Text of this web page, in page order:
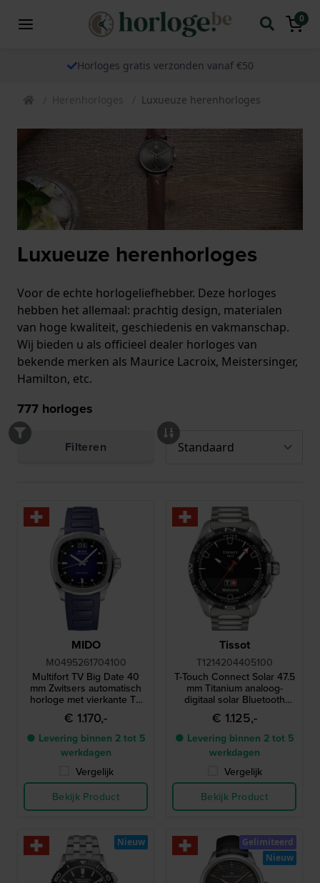
0
Horloges gratis verzonden vanaf €50
Herenhorloges Luxueuze herenhorloges
Luxueuze herenhorloges
Voor de echte horlogeliefhebber. Deze horloges
hebben het allemaal: prachtig design, materialen
van hoge kwaliteit, geschiedenis en vakmanschap.
Wij bieden u als officieel dealer horloges van
bekende merken als Maurice Lacroix, Meistersinger,
Hamilton, etc.
777 horloges
Filteren
MIDO
M0495261704100
Multifort TV Big Date 40
mm Zwitsers automatisch
horloge met vierkante TV
kast en grote datum
€ 1.170,-
● Levering binnen 2 tot 5
werkdagen
Vergelijk
Bekijk Product
Tissot
T1214204405100
T-Touch Connect Solar 47.5
mm Titanium analoog-
digitaal solar Bluetooth
horloge
€ 1.125,-
● Levering binnen 2 tot 5
werkdagen
Vergelijk
Bekijk Product
Nieuw
Gelimiteerd
Nieuw